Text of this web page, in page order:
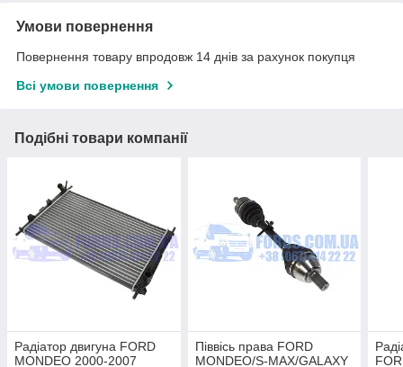
Умови повернення
Повернення товару впродовж 14 днів за рахунок покупця
Всі умови повернення
Подібні товари компанії
Радіатор двигуна FORD
MONDEO 2000-2007
Піввісь права FORD
MONDEO/S-MAX/GALAXY